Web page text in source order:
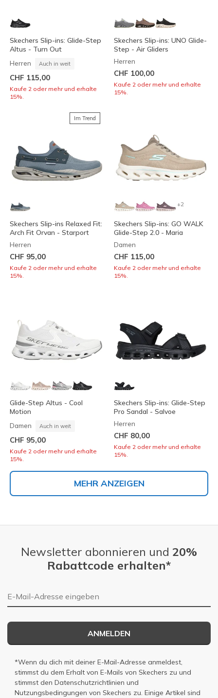
Skechers Slip-ins: Glide-Step
Altus - Turn Out
Herren Auch in weit
CHF 115,00
Kaufe 2 oder mehr und erhalte
15%.
Skechers Slip-ins: UNO Glide-
Step - Air Gliders
Herren
CHF 100,00
Kaufe 2 oder mehr und erhalte
15%.
Im Trend
Skechers Slip-ins Relaxed Fit:
Arch Fit Orvan - Starport
Herren
CHF 95,00
Kaufe 2 oder mehr und erhalte
15%.
+2
Skechers Slip-ins: GO WALK
Glide-Step 2.0 - Maria
Damen
CHF 115,00
Kaufe 2 oder mehr und erhalte
15%.
Glide-Step Altus - Cool
Motion
Damen Auch in weit
CHF 95,00
Kaufe 2 oder mehr und erhalte
15%.
Skechers Slip-ins: Glide-Step
Pro Sandal - Salvoe
Herren
CHF 80,00
Kaufe 2 oder mehr und erhalte
15%.
MEHR ANZEIGEN
Newsletter abonnieren und 20%
Rabattcode erhalten*
E-Mail-Adresse
ANMELDEN
*Wenn du dich mit deiner E-Mail-Adresse anmeldest,
stimmst du dem Erhalt von E-Mails von Skechers zu und
stimmst den Datenschutzrichtlinien und
Nutzungsbedingungen von Skechers zu. Einige Artikel sind